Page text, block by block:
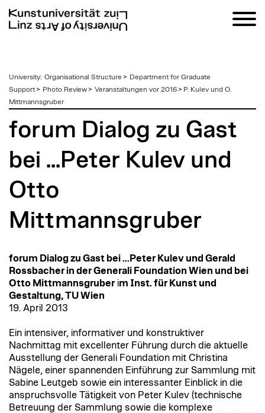
zum
Inhalt
University: Organisational Structure > Department for Graduate
Support> Photo Review> Veranstaltungen vor 2016> P. Kulev und O.
Mittmannsgruber
forum Dialog zu Gast
bei ...Peter Kulev und
Otto
Mittmannsgruber
forum Dialog zu Gast bei ...Peter Kulev und Gerald
Rossbacher in der Generali Foundation Wien und bei
Otto Mittmannsgruberim Inst. für Kunst und
Gestaltung, TU Wien
19. April 2013
Ein intensiver, informativer und konstruktiver
Nachmittag mit excellenter Führung durch die aktuelle
Ausstellung der Generali Foundation mit Christina
Nägele, einer spannenden Einführung zur Sammlung mit
Sabine Leutgeb sowie ein interessanter Einblick in die
anspruchsvolle Tätigkeit von Peter Kulev (technische
Betreuung der Sammlung sowie die komplexe